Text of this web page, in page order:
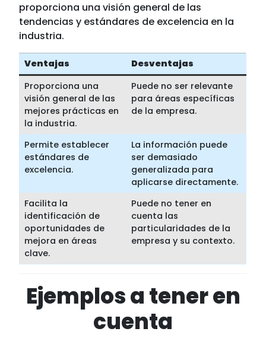
proporciona una visión general de las
tendencias y estándares de excelencia en la
industria.
Ventajas
Desventajas
Proporciona una
visión general de las
mejores prácticas en
la industria.
Puede no ser relevante
para áreas específicas
de la empresa.
Permite establecer
estándares de
excelencia.
La información puede
ser demasiado
generalizada para
aplicarse directamente.
Facilita la
identificación de
oportunidades de
mejora en áreas
clave.
Puede no tener en
cuenta las
particularidades de la
empresa y su contexto.
Ejemplos a tener en
cuenta